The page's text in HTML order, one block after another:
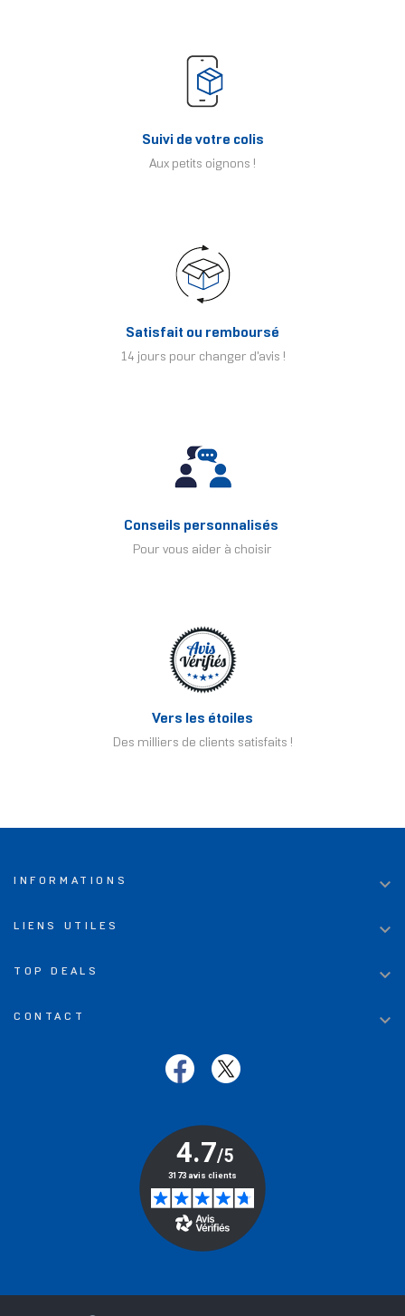
Suivi de votre colis
Aux petits oignons !
Satisfait ou remboursé
14 jours pour changer d'avis !
Conseils personnalisés
Pour vous aider à choisir
Vers les étoiles
Des milliers de clients satisfaits !
INFORMATIONS 
LIENS UTILES 
TOP DEALS 
CONTACT 